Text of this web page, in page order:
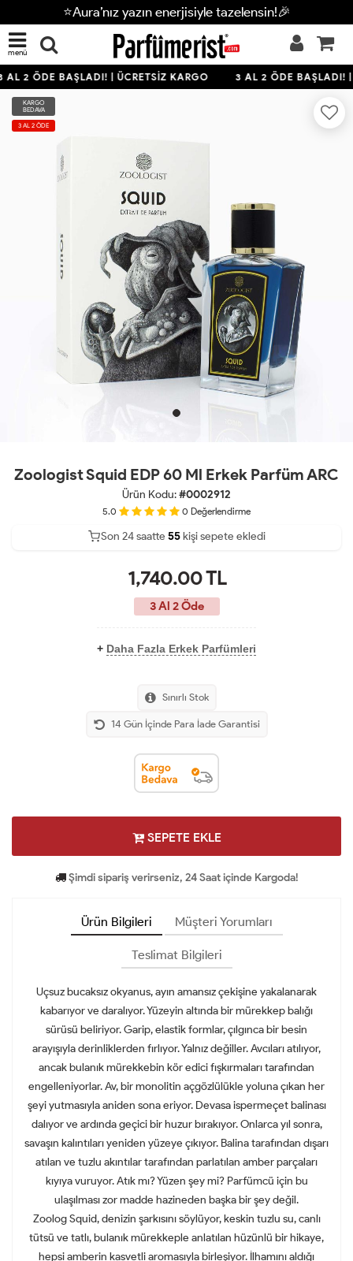
⭐Aura’nız yazın enerjisiyle tazelensin!🎉
menü
2 ÖDE BAŞLADI! | ÜCRETSİZ KARGO 3 AL 2 ÖDE BAŞLADI! |
KARGO
BEDAVA
3 AL 2 ÖDE
Zoologist Squid EDP 60 Ml Erkek Parfüm ARC
Ürün Kodu:#0002912
5.0 0 Değerlendirme
39
Son 24 saatte 55kişi sepete ekledi
19
1,740.00TL
3 Al 2 Öde
+ Daha Fazla Erkek Parfümleri
Sınırlı Stok
14 Gün İçinde Para İade Garantisi
SEPETE EKLE
Şimdi sipariş verirseniz, 24 Saat içinde Kargoda!
Ürün Bilgileri Müşteri Yorumları
Teslimat Bilgileri
Uçsuz bucaksız okyanus, ayın amansız çekişine yakalanarak
kabarıyor ve daralıyor. Yüzeyin altında bir mürekkep balığı
sürüsü beliriyor. Garip, elastik formlar, çılgınca bir besin
arayışıyla derinliklerden fırlıyor. Yalnız değiller. Avcıları atılıyor,
ancak bulanık mürekkebin kör edici fışkırmaları tarafından
engelleniyorlar. Av, bir monolitin açgözlülükle yoluna çıkan her
şeyi yutmasıyla aniden sona eriyor. Devasa ispermeçet balinası
dalıyor ve ardında geçici bir huzur bırakıyor. Onlarca yıl sonra,
savaşın kalıntıları yeniden yüzeye çıkıyor. Balina tarafından dışarı
atılan ve tuzlu akıntılar tarafından parlatılan amber parçaları
kıyıya vuruyor. Atık mı? Yüzen şey mi? Parfümcü için bu
ulaşılması zor madde hazineden başka bir şey değil.
Zoolog Squid, denizin şarkısını söylüyor, keskin tuzlu su, canlı
tütsü ve tatlı, bulanık mürekkeple anlatılan hüzünlü bir hikaye,
hepsi amberin kasvetli aromasıyla birleşiyor. İlhamını aldığı